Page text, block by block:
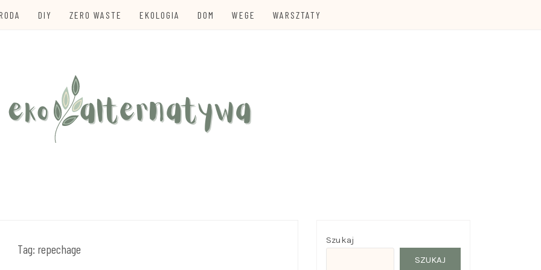
DIY ZERO WASTE EKOLOGIA DOM WEGE WARSZTATY
Tag: repechage
Szukaj
SZUKAJ